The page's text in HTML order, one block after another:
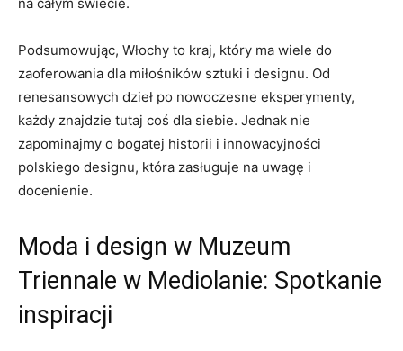
Podsumowując, Włochy to kraj, który ⁤ma wiele do
zaoferowania dla miłośników sztuki i ⁢designu. Od
renesansowych dzieł po nowoczesne eksperymenty,
⁣każdy‍ znajdzie‍ tutaj coś dla siebie. Jednak⁤ nie
⁤zapominajmy‌ o bogatej‍ historii i innowacyjności
polskiego designu,‌ która zasługuje ⁢na uwagę​ i
docenienie.
Moda i design w⁢ Muzeum
Triennale ⁢w Mediolanie: Spotkanie
inspiracji